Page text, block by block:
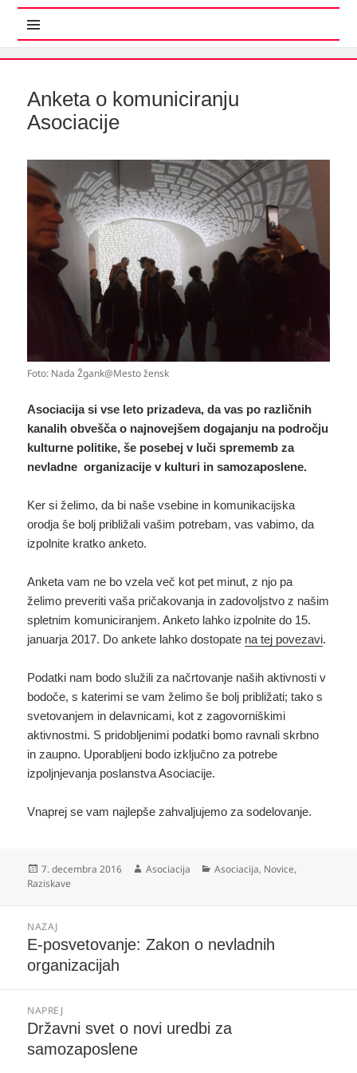
Anketa o komuniciranju
Asociacije
Foto: Nada Žgank@Mesto žensk
Asociacija si vse leto prizadeva, da vas po različnih
kanalih obvešča o najnovejšem dogajanju na področju
kulturne politike, še posebej v luči sprememb za
nevladne organizacije v kulturi in samozaposlene.
Ker si želimo, da bi naše vsebine in komunikacijska
orodja še bolj približali vašim potrebam, vas vabimo, da
izpolnite kratko anketo.
Anketa vam ne bo vzela več kot pet minut, z njo pa
želimo preveriti vaša pričakovanja in zadovoljstvo z našim
spletnim komuniciranjem. Anketo lahko izpolnite do 15.
januarja 2017. Do ankete lahko dostopate na tej povezavi.
Podatki nam bodo služili za načrtovanje naših aktivnosti v
bodoče, s katerimi se vam želimo še bolj približati; tako s
svetovanjem in delavnicami, kot z zagovorniškimi
aktivnostmi. S pridobljenimi podatki bomo ravnali skrbno
in zaupno. Uporabljeni bodo izključno za potrebe
izpoljnjevanja poslanstva Asociacije.
Vnaprej se vam najlepše zahvaljujemo za sodelovanje.
Objavljeno
dne
7. decembra 2016 Avtor
Asociacija Kategorije
Asociacija, Novice,
Raziskave
prispevka
NAZAJ
Prejšnji
prispevek:
E-posvetovanje: Zakon o nevladnih
organizacijah
NAPREJ
Naslednji
prispevek:
Državni svet o novi uredbi za
samozaposlene